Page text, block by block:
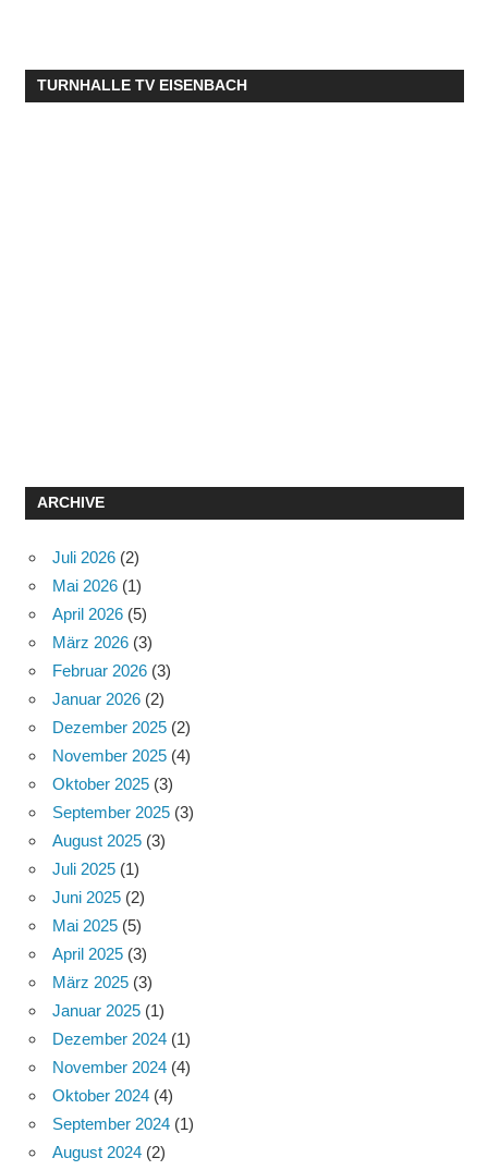
TURNHALLE TV EISENBACH
ARCHIVE
Juli 2026 (2)
Mai 2026 (1)
April 2026 (5)
März 2026 (3)
Februar 2026 (3)
Januar 2026 (2)
Dezember 2025 (2)
November 2025 (4)
Oktober 2025 (3)
September 2025 (3)
August 2025 (3)
Juli 2025 (1)
Juni 2025 (2)
Mai 2025 (5)
April 2025 (3)
März 2025 (3)
Januar 2025 (1)
Dezember 2024 (1)
November 2024 (4)
Oktober 2024 (4)
September 2024 (1)
August 2024 (2)